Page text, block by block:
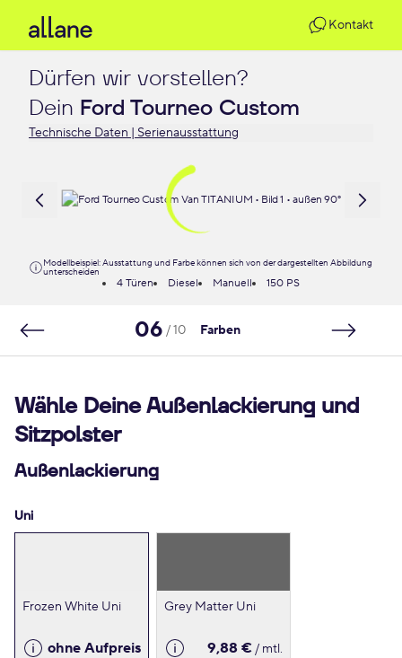
Kontakt
Dürfen wir vorstellen?
Dein Ford Tourneo Custom
Technische Daten | Serienausstattung
Modellbeispiel: Ausstattung und Farbe können sich von der dargestellten Abbildung
unterscheiden
4 Türen Diesel Manuell 150 PS
06 / 10 Farben
Wähle Deine Außenlackierung und
Sitzpolster
Außenlackierung
Uni
Frozen White Uni
ohne Aufpreis
Grey Matter Uni
9,88 €/ mtl.